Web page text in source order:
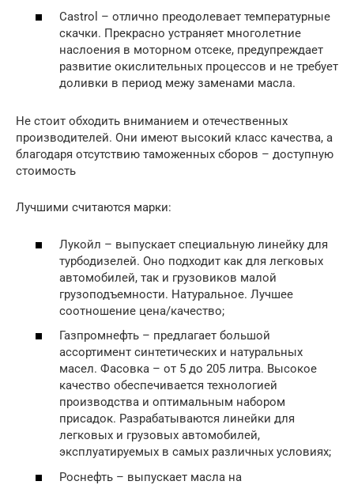
Castrol – отлично преодолевает температурные
скачки. Прекрасно устраняет многолетние
наслоения в моторном отсеке, предупреждает
развитие окислительных процессов и не требует
доливки в период межу заменами масла.
Не стоит обходить вниманием и отечественных
производителей. Они имеют высокий класс качества, а
благодаря отсутствию таможенных сборов – доступную
стоимость
Лучшими считаются марки:
Лукойл – выпускает специальную линейку для
турбодизелей. Оно подходит как для легковых
автомобилей, так и грузовиков малой
грузоподъемности. Натуральное. Лучшее
соотношение цена/качество;
Газпромнефть – предлагает большой
ассортимент синтетических и натуральных
масел. Фасовка – от 5 до 205 литра. Высокое
качество обеспечивается технологией
производства и оптимальным набором
присадок. Разрабатываются линейки для
легковых и грузовых автомобилей,
эксплуатируемых в самых различных условиях;
Роснефть – выпускает масла на